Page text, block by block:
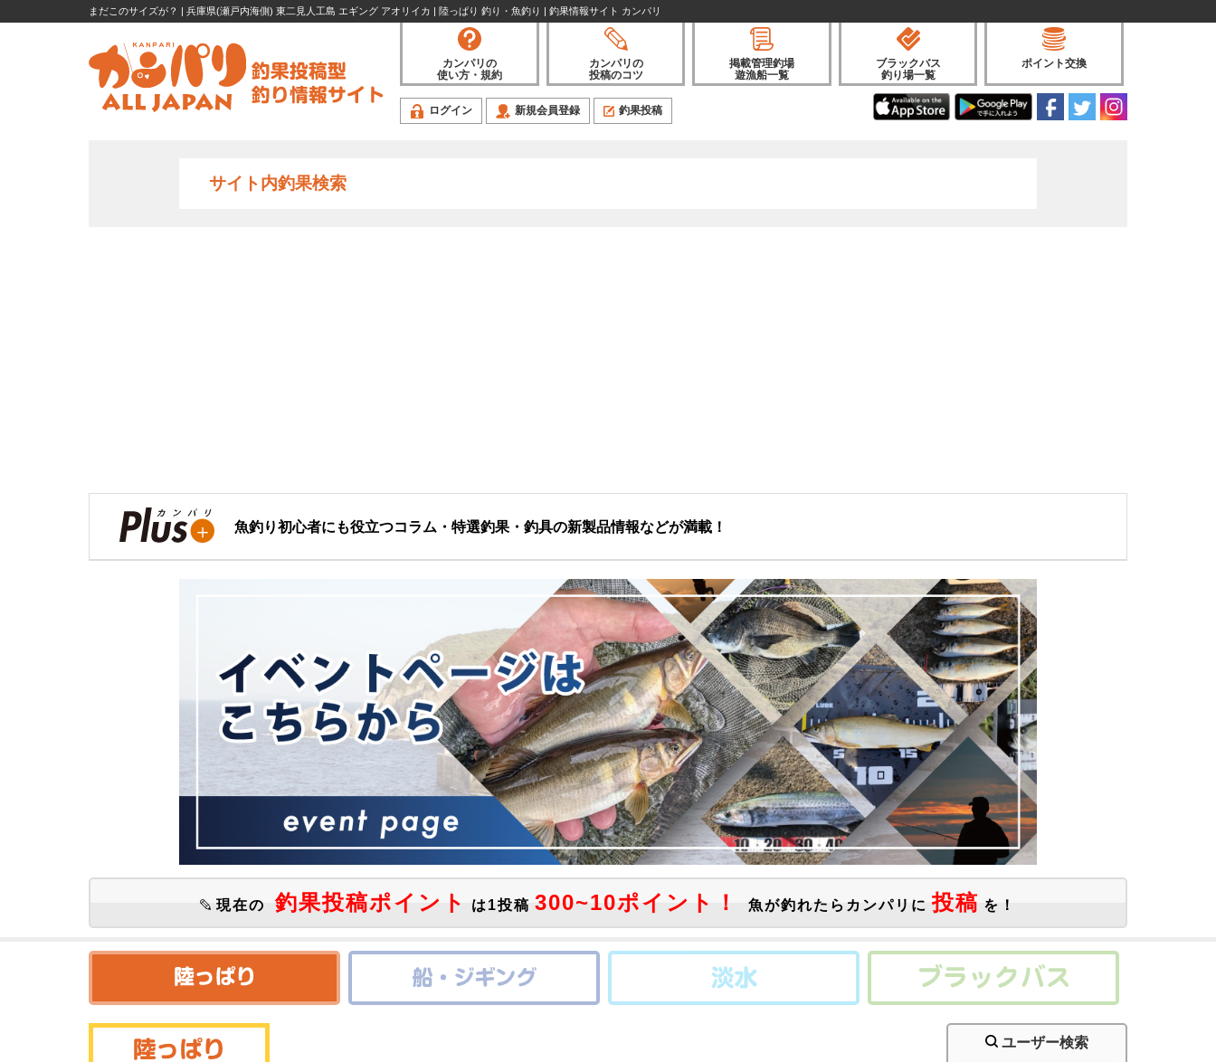
まだこのサイズが？ | 兵庫県(瀬戸内海側) 東二見人工島 エギング アオリイカ | 陸っぱり 釣り・魚釣り | 釣果情報サイト カンパリ
カンパリの
使い方・規約
カンパリの
投稿のコツ
掲載管理釣場
遊漁船一覧
ブラックバス
釣り場一覧
ポイント交換
ログイン 新規会員登録 釣果投稿
サイト内釣果検索
魚釣り初心者にも役立つコラム・特選釣果・釣具の新製品情報などが満載！
現在の 釣果投稿ポイント は1投稿 300~10ポイント！ 魚が釣れたらカンパリに 投稿 を！
ユーザー検索